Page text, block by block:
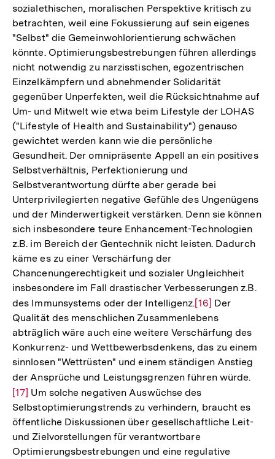
sozialethischen, moralischen Perspektive kritisch zu
betrachten, weil eine Fokussierung auf sein eigenes
"Selbst" die Gemeinwohlorientierung schwächen
könnte. Optimierungsbestrebungen führen allerdings
nicht notwendig zu narzisstischen, egozentrischen
Einzelkämpfern und abnehmender Solidarität
gegenüber Unperfekten, weil die Rücksichtnahme auf
Um- und Mitwelt wie etwa beim Lifestyle der LOHAS
("Lifestyle of Health and Sustainability") genauso
gewichtet werden kann wie die persönliche
Gesundheit. Der omnipräsente Appell an ein positives
Selbstverhältnis, Perfektionierung und
Selbstverantwortung dürfte aber gerade bei
Unterprivilegierten negative Gefühle des Ungenügens
und der Minderwertigkeit verstärken. Denn sie können
sich insbesondere teure Enhancement-Technologien
z.B. im Bereich der Gentechnik nicht leisten. Dadurch
käme es zu einer Verschärfung der
Chancenungerechtigkeit und sozialer Ungleichheit
insbesondere im Fall drastischer Verbesserungen z.B.
des Immunsystems oder der Intelligenz.Zur
Auflösung
der
Fußnote
[16] Der
Qualität des menschlichen Zusammenlebens
abträglich wäre auch eine weitere Verschärfung des
Konkurrenz- und Wettbewerbsdenkens, das zu einem
sinnlosen "Wettrüsten" und einem ständigen Anstieg
der Ansprüche und Leistungsgrenzen führen würde.
[17] Um solche negativen Auswüchse des
Selbstoptimierungstrends zu verhindern, braucht es
öffentliche Diskussionen über gesellschaftliche Leit-
und Zielvorstellungen für verantwortbare
Optimierungsbestrebungen und eine regulative